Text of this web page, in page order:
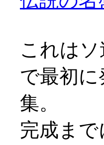
これは
で最初
集。
完成ま